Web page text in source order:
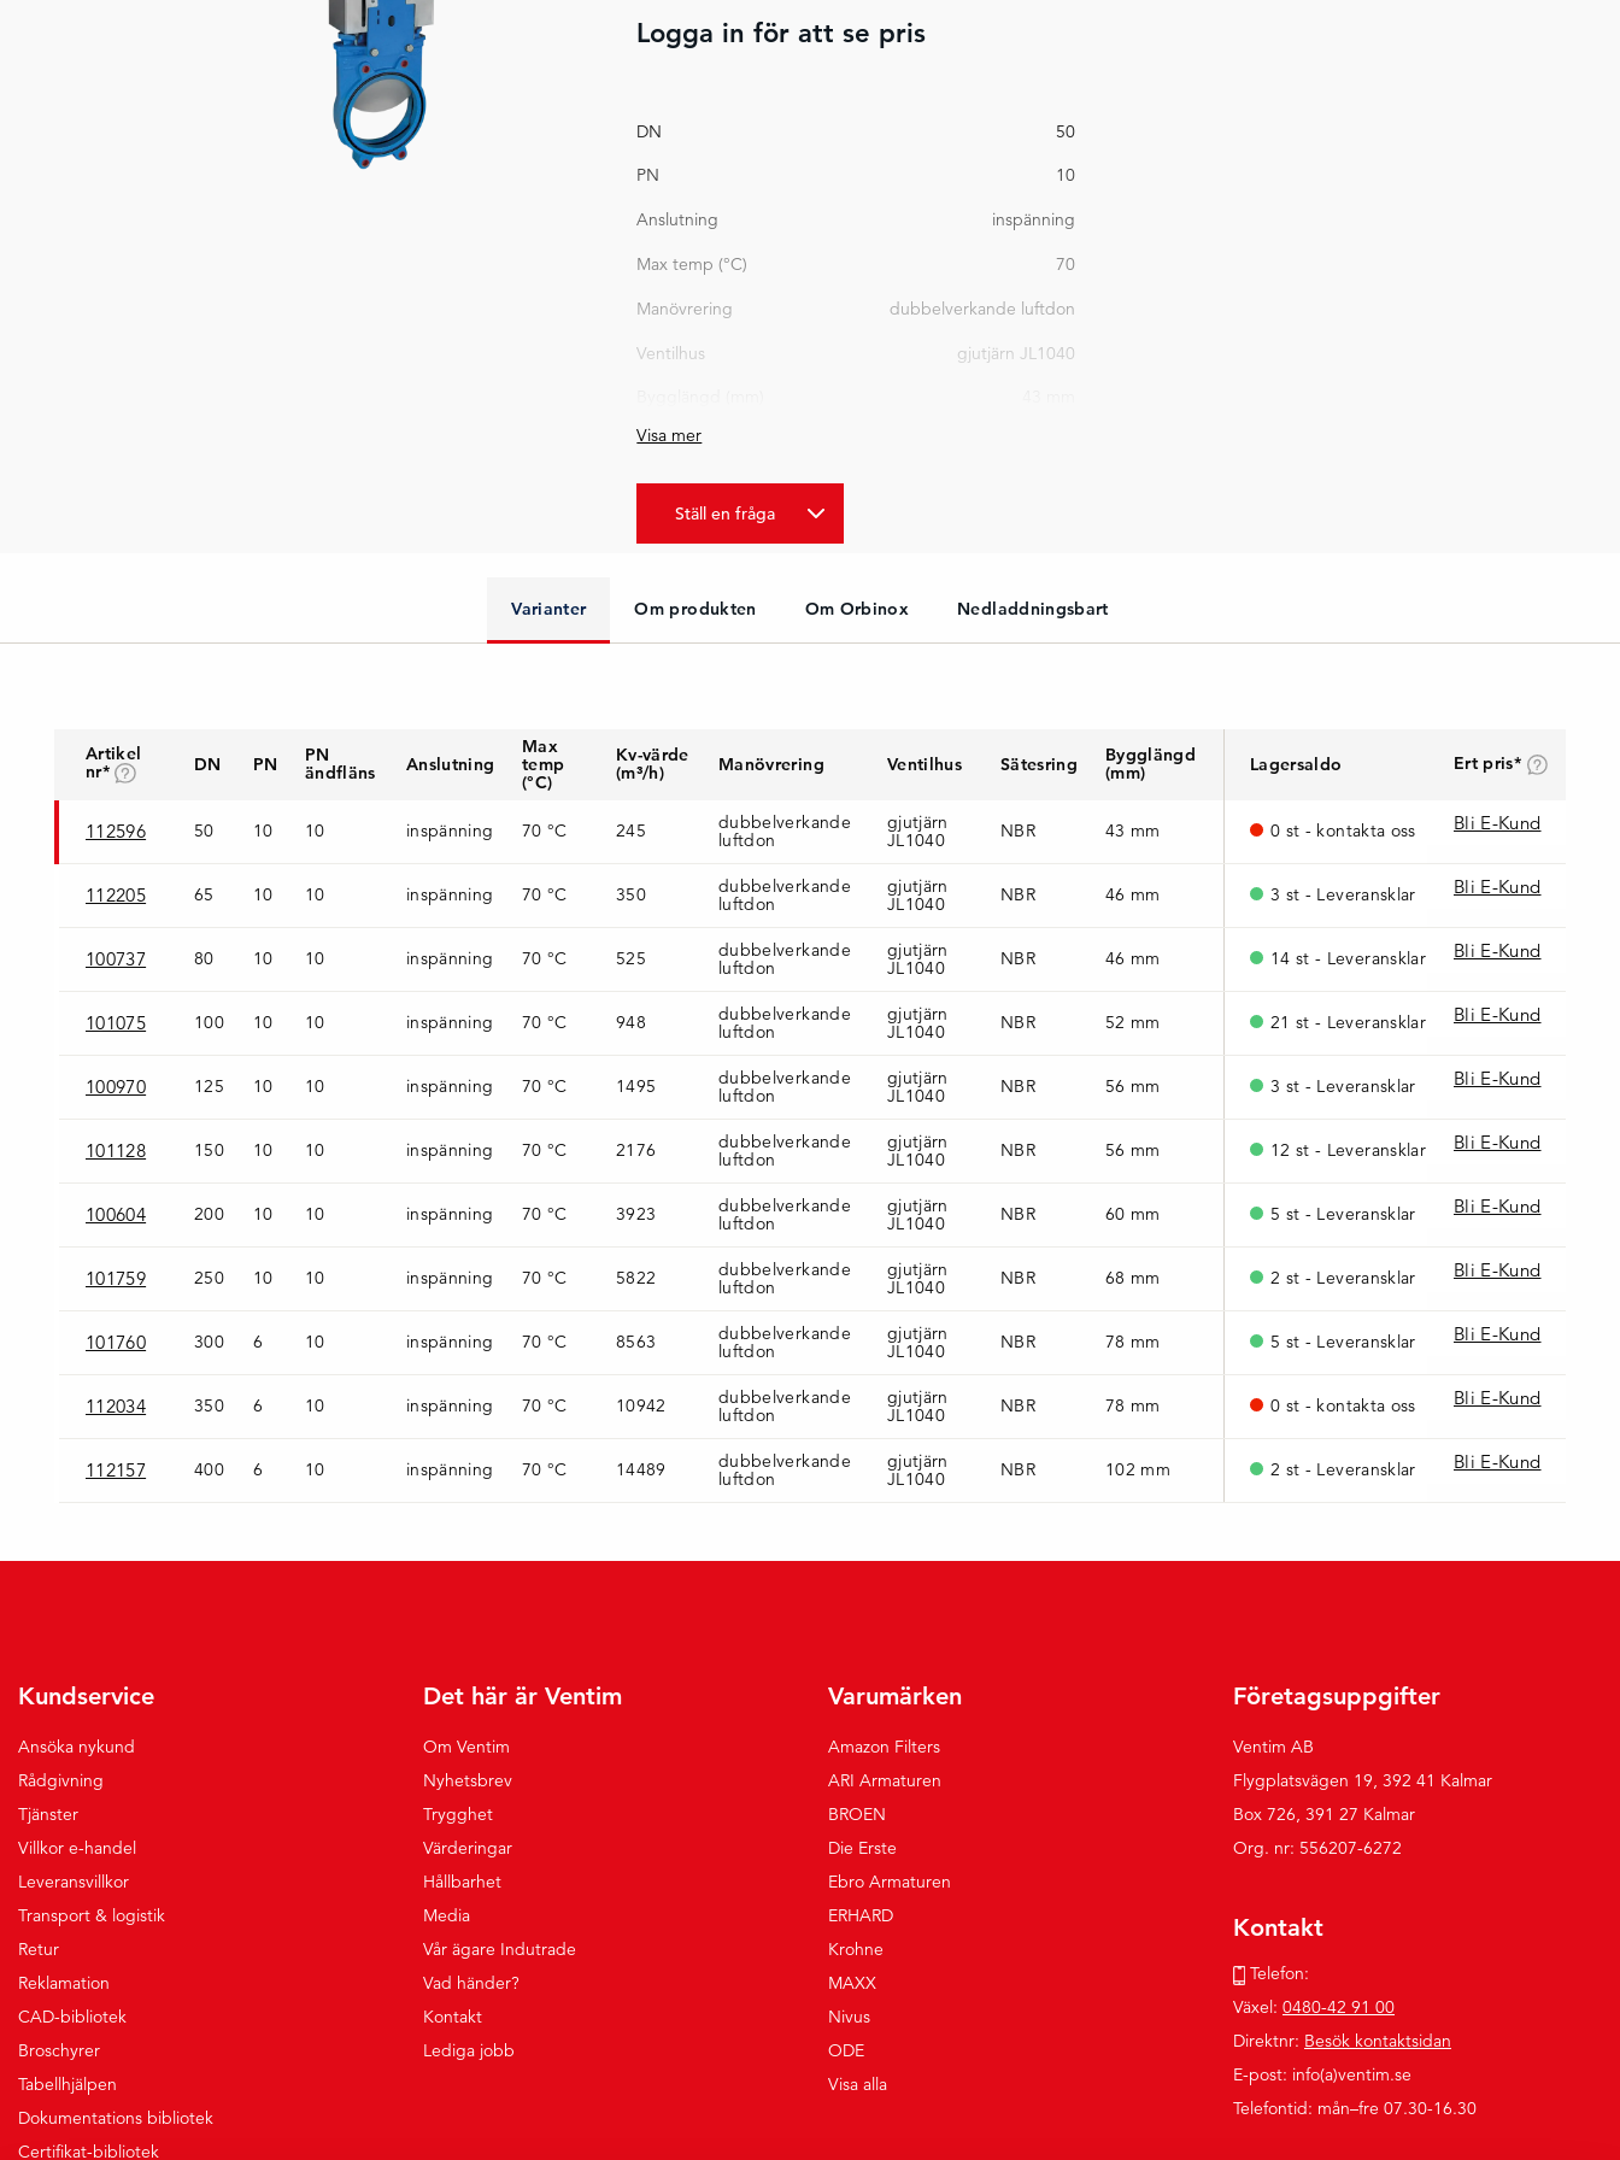
Logga in för att se pris
DN 50
PN 10
Anslutning inspänning
Max temp (°C) 70
Manövrering dubbelverkande luftdon
Ventilhus gjutjärn JL1040
Visa mer
Ställ en fråga
Varianter Om produkten Om Orbinox Nedladdningsbart
Artikel
nr*
DN PN
PN
ändfläns
Anslutning
Max
temp
(°C)
Kv-värde
(m³/h)
Manövrering Ventilhus Sätesring
Bygglängd
(mm)
Lagersaldo Ert pris*
112596 50 10 10 inspänning 70 °C 245
dubbelverkande
luftdon
gjutjärn
JL1040
NBR 43 mm 0 st - kontakta oss Bli E-Kund
112205 65 10 10 inspänning 70 °C 350
dubbelverkande
luftdon
gjutjärn
JL1040
NBR 46 mm 3 st - Leveransklar Bli E-Kund
100737 80 10 10 inspänning 70 °C 525
dubbelverkande
luftdon
gjutjärn
JL1040
NBR 46 mm 14 st - Leveransklar Bli E-Kund
101075 100 10 10 inspänning 70 °C 948
dubbelverkande
luftdon
gjutjärn
JL1040
NBR 52 mm 21 st - Leveransklar Bli E-Kund
100970 125 10 10 inspänning 70 °C 1495
dubbelverkande
luftdon
gjutjärn
JL1040
NBR 56 mm 3 st - Leveransklar Bli E-Kund
101128 150 10 10 inspänning 70 °C 2176
dubbelverkande
luftdon
gjutjärn
JL1040
NBR 56 mm 12 st - Leveransklar Bli E-Kund
100604 200 10 10 inspänning 70 °C 3923
dubbelverkande
luftdon
gjutjärn
JL1040
NBR 60 mm 5 st - Leveransklar Bli E-Kund
101759 250 10 10 inspänning 70 °C 5822
dubbelverkande
luftdon
gjutjärn
JL1040
NBR 68 mm 2 st - Leveransklar Bli E-Kund
101760 300 6 10 inspänning 70 °C 8563
dubbelverkande
luftdon
gjutjärn
JL1040
NBR 78 mm 5 st - Leveransklar Bli E-Kund
112034 350 6 10 inspänning 70 °C 10942
dubbelverkande
luftdon
gjutjärn
JL1040
NBR 78 mm 0 st - kontakta oss Bli E-Kund
112157 400 6 10 inspänning 70 °C 14489
dubbelverkande
luftdon
gjutjärn
JL1040
NBR 102 mm 2 st - Leveransklar Bli E-Kund
Kundservice
Ansöka nykund
Rådgivning
Tjänster
Villkor e-handel
Leveransvillkor
Transport & logistik
Retur
Reklamation
CAD-bibliotek
Broschyrer
Tabellhjälpen
Dokumentations bibliotek
Certifikat-bibliotek
Det här är Ventim
Om Ventim
Nyhetsbrev
Trygghet
Värderingar
Hållbarhet
Media
Vår ägare Indutrade
Vad händer?
Kontakt
Lediga jobb
Varumärken
Amazon Filters
ARI Armaturen
BROEN
Die Erste
Ebro Armaturen
ERHARD
Krohne
MAXX
Nivus
ODE
Visa alla
Företagsuppgifter
Ventim AB
Flygplatsvägen 19, 392 41 Kalmar
Box 726, 391 27 Kalmar
Org. nr: 556207-6272
Kontakt
Telefon:
Växel: 0480-42 91 00
Direktnr: Besök kontaktsidan
E-post: info(a)ventim.se
Telefontid: mån–fre 07.30-16.30